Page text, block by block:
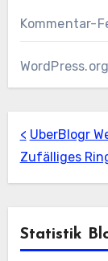
Kommentar-
WordPress.org
< UberBlogr
Zufälliges
Statistik